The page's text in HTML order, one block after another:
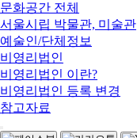
문화공간 전체
서울시립 박물관, 미술관
예술인/단체정보
비영리법인
비영리법인 이란?
비영리법인 등록 변경
참고자료